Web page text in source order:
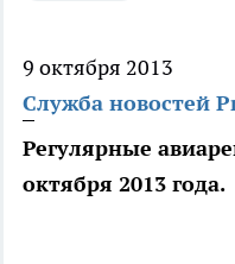
9 октября 2013
Служба новостей
Регулярные
октября 2013 года.